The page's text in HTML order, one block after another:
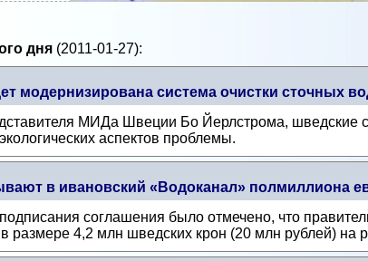
дня(2011-01-27):
модернизирована система очистки сточных
МИДа Швеции Бо Йерлстрома, шведские
аспектов проблемы.
в ивановский «Водоканал» полмиллиона
соглашения было отмечено, что
размере 4,2 млн шведских крон (20 млн рублей) на